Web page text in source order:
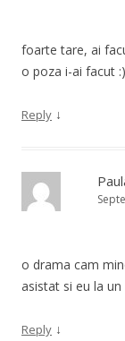
foarte tare, ai
o poza i-ai facut
Reply ↓
o drama cam
asistat si eu la
Reply ↓